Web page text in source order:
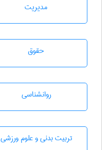
مديريت
حقوق
روانشناسی
تربيت بدنی و علوم ورزشی